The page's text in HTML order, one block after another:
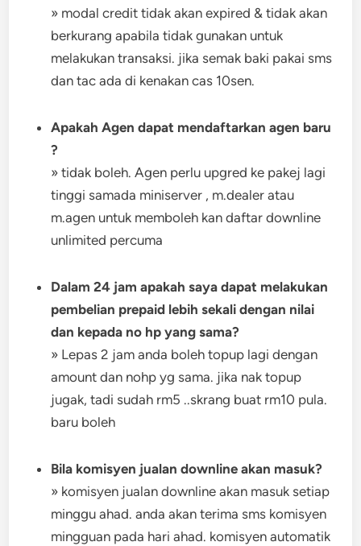
» modal credit tidak akan expired & tidak akan
berkurang apabila tidak gunakan untuk
melakukan transaksi. jika semak baki pakai sms
dan tac ada di kenakan cas 10sen.
Apakah Agen dapat mendaftarkan agen baru
?
» tidak boleh. Agen perlu upgred ke pakej lagi
tinggi samada miniserver , m.dealer atau
m.agen untuk memboleh kan daftar downline
unlimited percuma
Dalam 24 jam apakah saya dapat melakukan
pembelian prepaid lebih sekali dengan nilai
dan kepada no hp yang sama?
» Lepas 2 jam anda boleh topup lagi dengan
amount dan nohp yg sama. jika nak topup
jugak, tadi sudah rm5 ..skrang buat rm10 pula.
baru boleh
Bila komisyen jualan downline akan masuk?
» komisyen jualan downline akan masuk setiap
minggu ahad. anda akan terima sms komisyen
mingguan pada hari ahad. komisyen automatik